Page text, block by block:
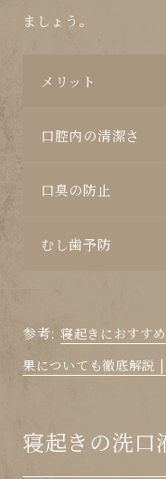
ましょう。
メリット
口腔内の清潔さ
口臭の防止
むし歯予防
参考: 寝起きにおすす
果についても徹底解
寝起きの洗口